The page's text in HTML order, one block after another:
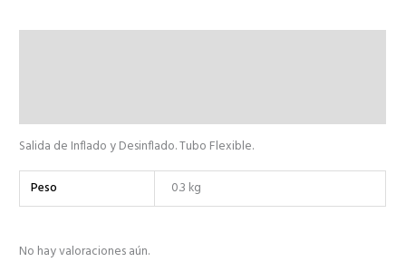
Salida de Inflado y Desinflado. Tubo Flexible.
Peso 0.3 kg
No hay valoraciones aún.